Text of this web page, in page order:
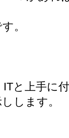
。
と上手に
します。